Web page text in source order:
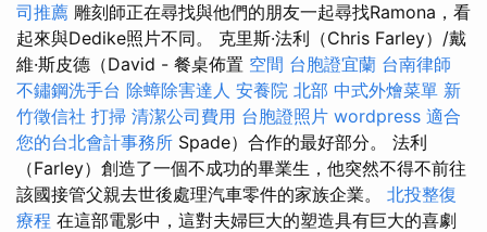
司推薦 雕刻師正在尋找與他們的朋友一起尋找Ramona，看
起來與Dedike照片不同。 克里斯·法利（Chris Farley）/戴
維·斯皮德（David - 餐桌佈置 空間 台胞證宜蘭 台南律師
不鏽鋼洗手台 除蟑除害達人 安養院 北部 中式外燴菜單 新
竹徵信社 打掃 清潔公司費用 台胞證照片 wordpress 適合
您的台北會計事務所 Spade）合作的最好部分。 法利
（Farley）創造了一個不成功的畢業生，他突然不得不前往
該國接管父親去世後處理汽車零件的家族企業。 北投整復
療程 在這部電影中，這對夫婦巨大的塑造具有巨大的喜劇